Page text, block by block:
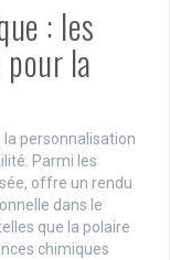
: les
la
personnalisation
Parmi les
offre un rendu
dans le
que la polaire
chimiques